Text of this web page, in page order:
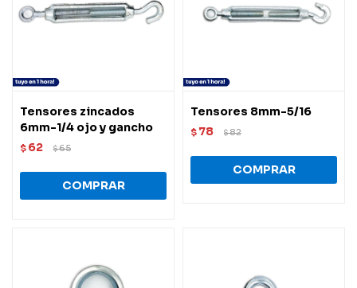
Tensores zincados
6mm-1/4 ojo y gancho
$ 62 $65
Tensores 8mm-5/16
$ 78 $82